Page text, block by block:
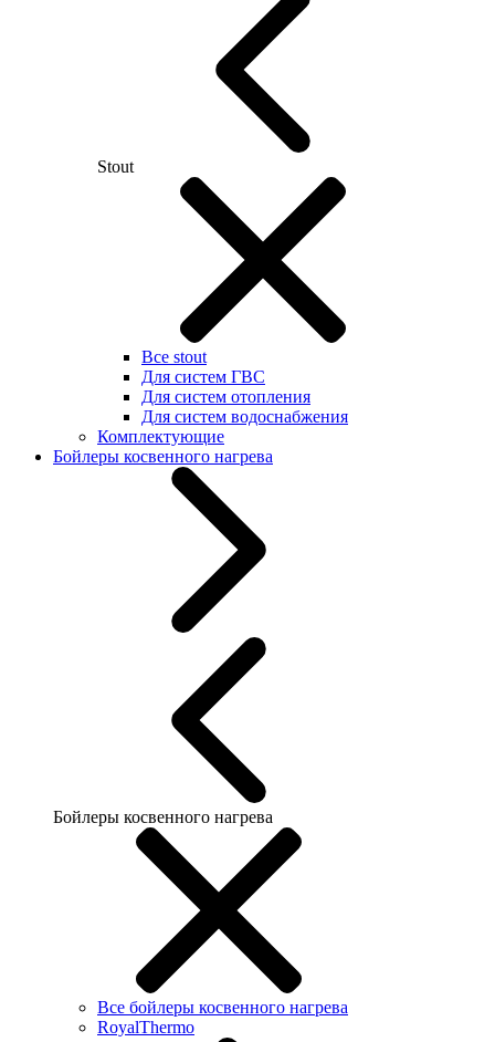
Stout
Все stout
Для систем ГВС
Для систем отопления
Для систем водоснабжения
Комплектующие
Бойлеры косвенного нагрева
Бойлеры косвенного нагрева
Все бойлеры косвенного нагрева
RoyalThermo